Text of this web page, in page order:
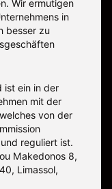
Wir ermutigen
in
besser zu
ist ein in der
mit der
von der
reguliert ist.
Makedonos 8,
Limassol,